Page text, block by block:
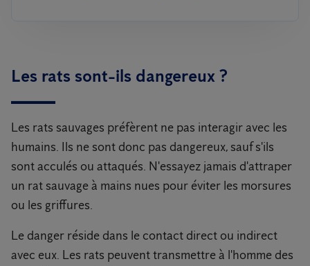
Les rats sont-ils dangereux ?
Les rats sauvages préfèrent ne pas interagir avec les
humains. Ils ne sont donc pas dangereux, sauf s'ils
sont acculés ou attaqués. N'essayez jamais d'attraper
un rat sauvage à mains nues pour éviter les morsures
ou les griffures.
Le danger réside dans le contact direct ou indirect
avec eux. Les rats peuvent transmettre à l'homme des